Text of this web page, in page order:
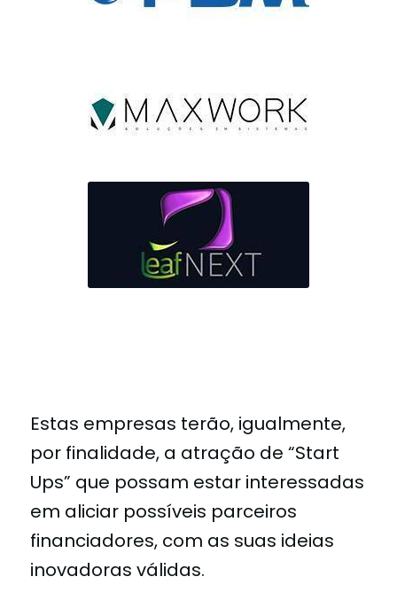
Estas empresas terão, igualmente,
por finalidade, a atração de “Start
Ups” que possam estar interessadas
em aliciar possíveis parceiros
financiadores, com as suas ideias
inovadoras válidas.